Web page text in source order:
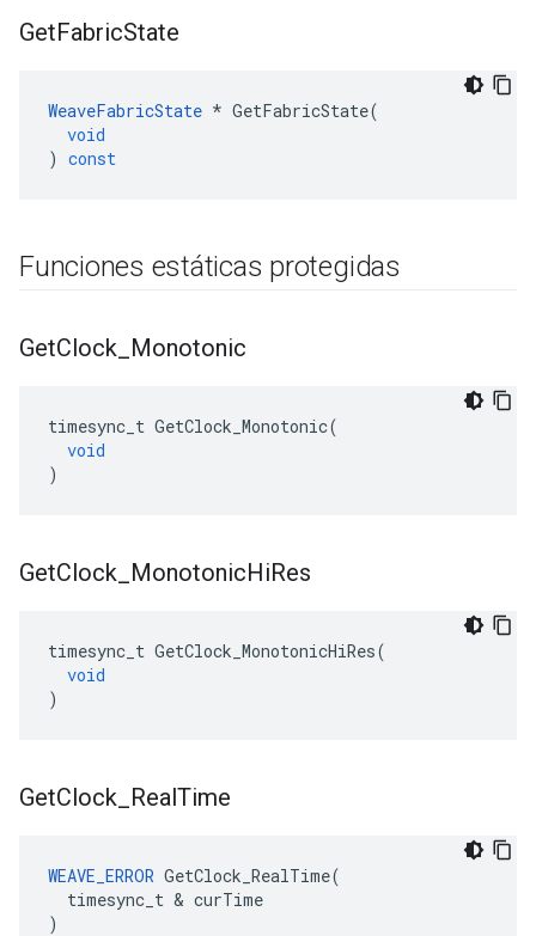
GetFabricState
WeaveFabricState * GetFabricState(
void
) const
Funciones estáticas protegidas
GetClock Monotonic
timesync_t GetClock_Monotonic(
void
)
GetClock MonotonicHiRes
timesync_t GetClock_MonotonicHiRes(
void
)
GetClock RealTime
WEAVE_ERROR GetClock_RealTime(
timesync_t & curTime
)